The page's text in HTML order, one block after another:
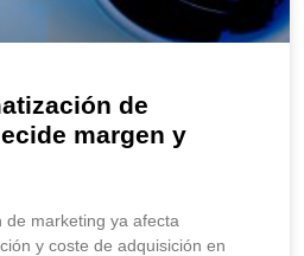
de
margen y
de marketing ya afecta
y coste de adquisición en